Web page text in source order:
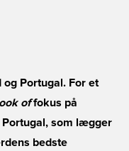
og Portugal. For et
offokus på
Portugal, som lægger
bedste